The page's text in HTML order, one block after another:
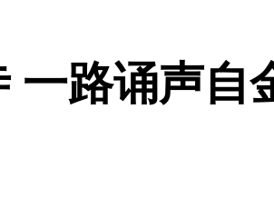
一路诵声自